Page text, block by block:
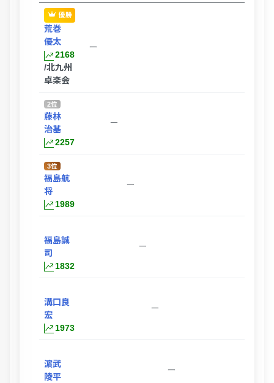
優勝
荒巻
優太
2168
/北九州
卓楽会
ー
2位
藤林
治基
2257
ー
3位
福島航
将
1989
ー
福島誠
司
1832
ー
溝口良
宏
1973
ー
濵武
陵平
ー